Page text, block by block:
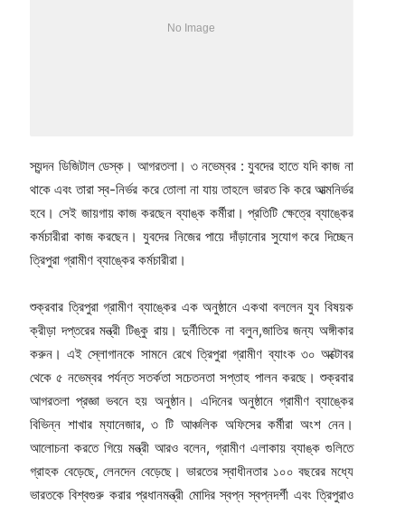
স্যন্দন ডিজিটাল ডেস্ক। আগরতলা। ৩ নভেম্বর : যুবদের হাতে যদি কাজ না
থাকে এবং তারা স্ব-নির্ভর করে তোলা না যায় তাহলে ভারত কি করে আত্মনির্ভর
হবে। সেই জায়গায় কাজ করছেন ব্যাঙ্ক কর্মীরা। প্রতিটি ক্ষেত্রে ব্যাঙ্কের
কর্মচারীরা কাজ করছেন। যুবদের নিজের পায়ে দাঁড়ানোর সুযোগ করে দিচ্ছেন
ত্রিপুরা গ্রামীণ ব্যাঙ্কের কর্মচারীরা।
শুক্রবার ত্রিপুরা গ্রামীণ ব্যাঙ্কের এক অনুষ্ঠানে একথা বললেন যুব বিষয়ক
ক্রীড়া দপ্তরের মন্ত্রী টিঙ্কু রায়। দুর্নীতিকে না বলুন,জাতির জন্য অঙ্গীকার
করুন। এই স্লোগানকে সামনে রেখে ত্রিপুরা গ্রামীণ ব্যাংক ৩০ অক্টোবর
থেকে ৫ নভেম্বর পর্যন্ত সতর্কতা সচেতনতা সপ্তাহ পালন করছে। শুক্রবার
আগরতলা প্রজ্ঞা ভবনে হয় অনুষ্ঠান। এদিনের অনুষ্ঠানে গ্রামীণ ব্যাঙ্কের
বিভিন্ন শাখার ম্যানেজার, ৩ টি আঞ্চলিক অফিসের কর্মীরা অংশ নেন।
আলোচনা করতে গিয়ে মন্ত্রী আরও বলেন, গ্রামীণ এলাকায় ব্যাঙ্ক গুলিতে
গ্রাহক বেড়েছে, লেনদেন বেড়েছে। ভারতের স্বাধীনতার ১০০ বছরের মধ্যে
ভারতকে বিশ্বগুরু করার প্রধানমন্ত্রী মোদির স্বপ্ন স্বপ্নদর্শী এবং ত্রিপুরাও